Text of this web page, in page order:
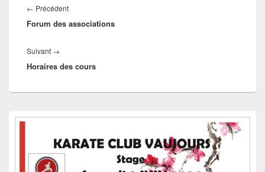
de
l’article
← PrécédentArticle
précédent :
Forum des associations
Suivant →
suivant :
Horaires des cours
Zone